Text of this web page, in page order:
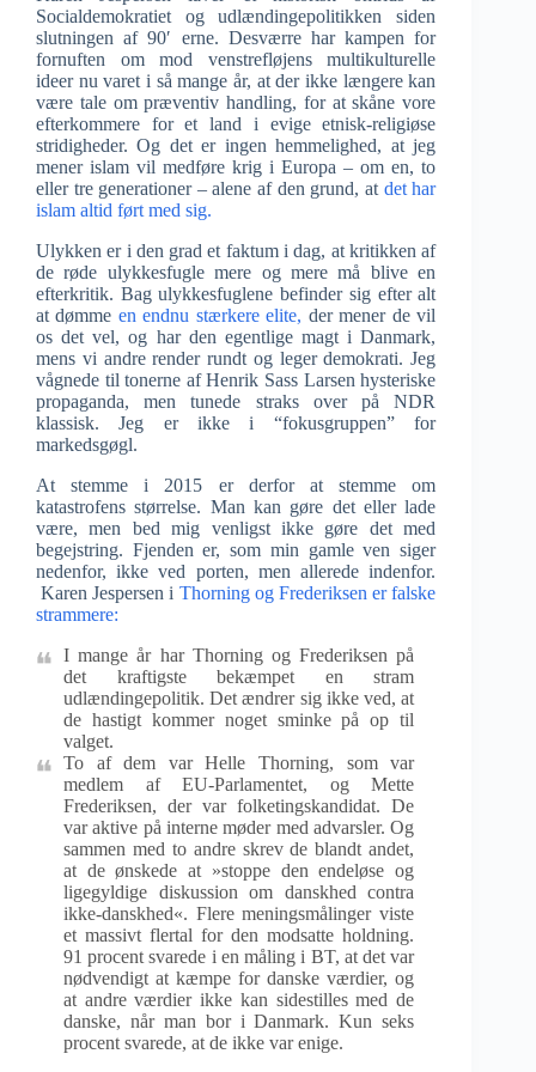
Socialdemokratiet og udlændingepolitikken siden
slutningen af 90′ erne. Desværre har kampen for
fornuften om mod venstrefløjens multikulturelle
ideer nu varet i så mange år, at der ikke længere kan
være tale om præventiv handling, for at skåne vore
efterkommere for et land i evige etnisk-religiøse
stridigheder. Og det er ingen hemmelighed, at jeg
mener islam vil medføre krig i Europa – om en, to
eller tre generationer – alene af den grund, at det har
islam altid ført med sig.
Ulykken er i den grad et faktum i dag, at kritikken af
de røde ulykkesfugle mere og mere må blive en
efterkritik. Bag ulykkesfuglene befinder sig efter alt
at dømme en endnu stærkere elite, der mener de vil
os det vel, og har den egentlige magt i Danmark,
mens vi andre render rundt og leger demokrati. Jeg
vågnede til tonerne af Henrik Sass Larsen hysteriske
propaganda, men tunede straks over på NDR
klassisk. Jeg er ikke i “fokusgruppen” for
markedsgøgl.
At stemme i 2015 er derfor at stemme om
katastrofens størrelse. Man kan gøre det eller lade
være, men bed mig venligst ikke gøre det med
begejstring. Fjenden er, som min gamle ven siger
nedenfor, ikke ved porten, men allerede indenfor.
Karen Jespersen i Thorning og Frederiksen er falske
strammere:
I mange år har Thorning og Frederiksen på
det kraftigste bekæmpet en stram
udlændingepolitik. Det ændrer sig ikke ved, at
de hastigt kommer noget sminke på op til
valget.
To af dem var Helle Thorning, som var
medlem af EU-Parlamentet, og Mette
Frederiksen, der var folketingskandidat. De
var aktive på interne møder med advarsler. Og
sammen med to andre skrev de blandt andet,
at de ønskede at »stoppe den endeløse og
ligegyldige diskussion om danskhed contra
ikke-danskhed«. Flere meningsmålinger viste
et massivt flertal for den modsatte holdning.
91 procent svarede i en måling i BT, at det var
nødvendigt at kæmpe for danske værdier, og
at andre værdier ikke kan sidestilles med de
danske, når man bor i Danmark. Kun seks
procent svarede, at de ikke var enige.